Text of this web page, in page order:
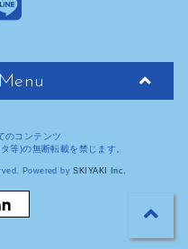
のコンテンツ
等)の無断転載を禁じます。
Powered bySKIYAKI Inc.